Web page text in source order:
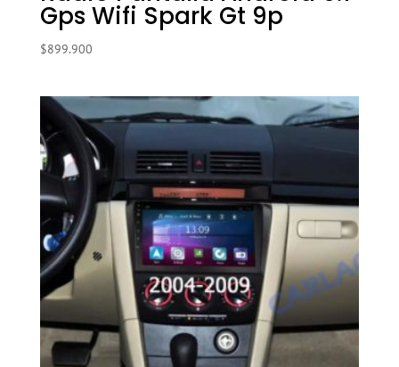
Gps Wifi Spark Gt 9p
$899.900